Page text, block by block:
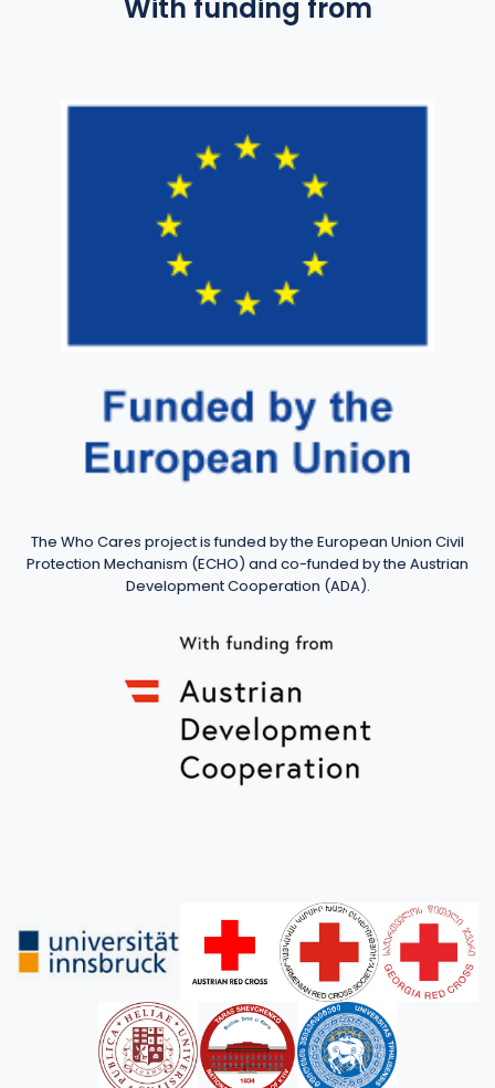
With funding from
The Who Cares project is funded by the European Union Civil
Protection Mechanism (ECHO) and co-funded by the Austrian
Development Cooperation (ADA).